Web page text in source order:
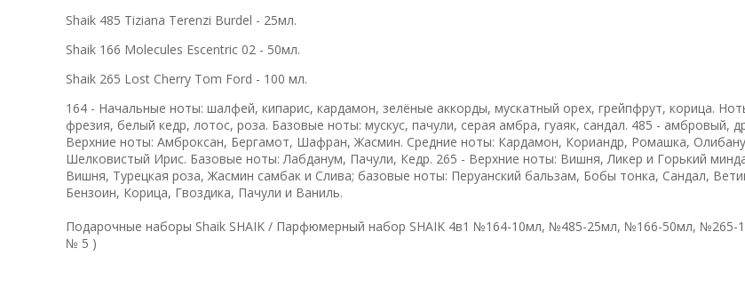
Shaik 485 Tiziana Terenzi Burdel - 25мл.
Shaik 166 Molecules Escentric 02 - 50мл.
Shaik 265 Lost Cherry Tom Ford - 100 мл.
164 - Начальные ноты: шалфей, кипарис, кардамон, зелёные аккорды, мускатный орех, грейпфрут, корица.
фрезия, белый кедр, лотос, роза. Базовые ноты: мускус, пачули, серая амбра, гуаяк, сандал. 485 - амбровый,
Верхние ноты: Амброксан, Бергамот, Шафран, Жасмин. Средние ноты: Кардамон, Кориандр, Ромашка,
Шелковистый Ирис. Базовые ноты: Лабданум, Пачули, Кедр. 265 - Верхние ноты: Вишня, Ликер и Горький
Вишня, Турецкая роза, Жасмин самбак и Слива; базовые ноты: Перуанский бальзам, Бобы тонка, Сандал,
Бензоин, Корица, Гвоздика, Пачули и Ваниль.
Подарочные наборы Shaik SHAIK / Парфюмерный набор SHAIK 4в1 №164-10мл, №485-25мл, №166-50мл, №265-
№ 5 )